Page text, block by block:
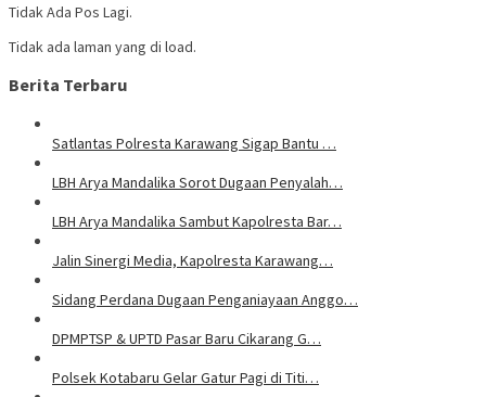
Tidak Ada Pos Lagi.
Tidak ada laman yang di load.
Berita Terbaru
Satlantas Polresta Karawang Sigap Bantu …
LBH Arya Mandalika Sorot Dugaan Penyalah…
LBH Arya Mandalika Sambut Kapolresta Bar…
Jalin Sinergi Media, Kapolresta Karawang…
Sidang Perdana Dugaan Penganiayaan Anggo…
DPMPTSP & UPTD Pasar Baru Cikarang G…
Polsek Kotabaru Gelar Gatur Pagi di Titi…